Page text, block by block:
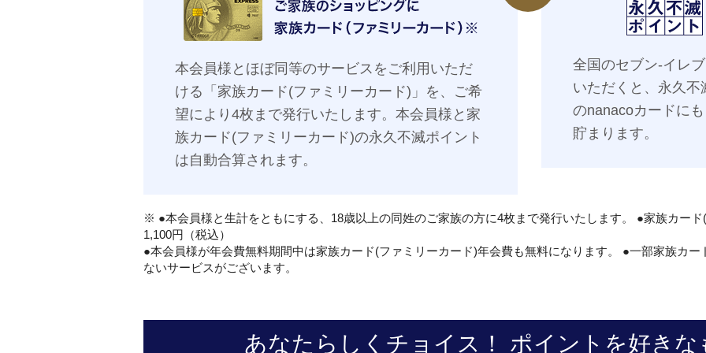
本会員様とほぼ同等のサービスをご利用いただ
ける「家族カード(ファミリーカード)」を、ご希
望により4枚まで発行いたします。本会員様と家
族カード(ファミリーカード)の永久不滅ポイント
は自動合算されます。
全国のセブン‐イレ
いただくと、永久
のnanacoカードに
貯まります。
※ ●本会員様と生計をともにする、18歳以上の同姓のご家族の方に4枚まで発行いたします。 ●家族カー
1,100円（税込）
●本会員様が年会費無料期間中は家族カード(ファミリーカード)年会費も無料になります。 ●一部家族カ
ないサービスがございます。
あなたらしくチョイス！ ポイントを好きな